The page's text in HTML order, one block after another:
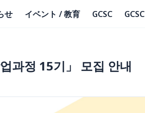
せ イベント / 教育 GCSC GCSC
과정 15기」 모집 안내